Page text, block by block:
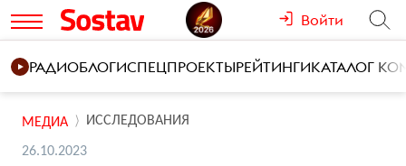
Войти
РАДИОБЛОГИСПЕЦПРОЕКТЫРЕЙТИНГИКАТАЛОГ
МЕДИА ИССЛЕДОВАНИЯ
26.10.2023